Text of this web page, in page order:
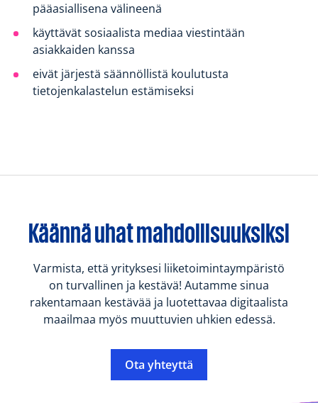
pääasiallisena välineenä
käyttävät sosiaalista mediaa viestintään
asiakkaiden kanssa
eivät järjestä säännöllistä koulutusta
tietojenkalastelun estämiseksi
Käännä uhat mahdollisuuksiksi
Varmista, että yrityksesi liiketoimintaympäristö
on turvallinen ja kestävä! Autamme sinua
rakentamaan kestävää ja luotettavaa digitaalista
maailmaa myös muuttuvien uhkien edessä.
Ota yhteyttä